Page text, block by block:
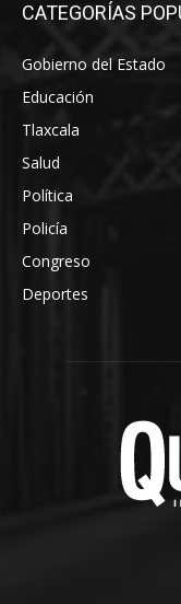
CATEGORÍAS
Gobierno del Estado
Educación
Tlaxcala
Salud
Política
Policía
Congreso
Deportes